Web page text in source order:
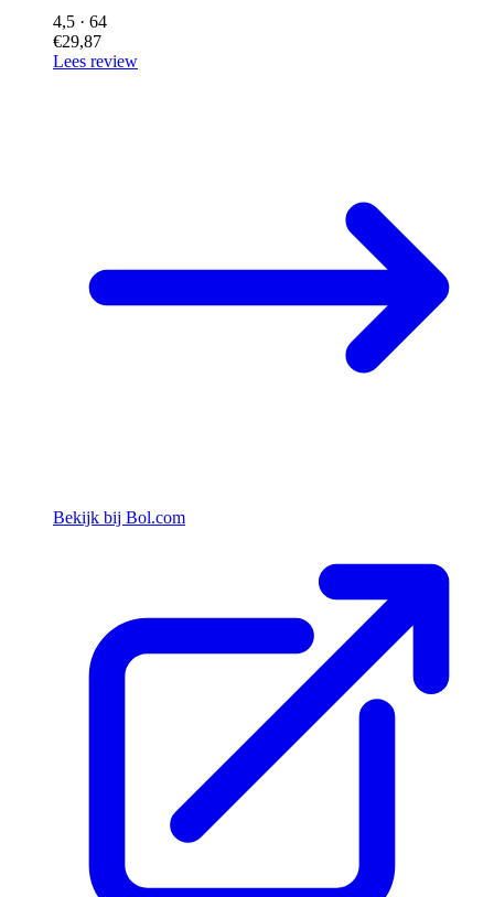
4,5 · 64
€29,87
Lees review
Bekijk bij Bol.com